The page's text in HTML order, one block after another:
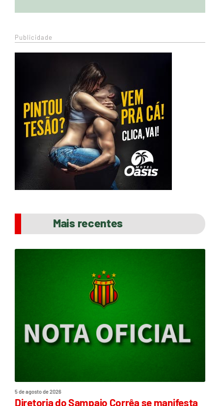
Publicidade
Mais recentes
5 de agosto de 2026
Diretoria do Sampaio Corrêa se manifesta